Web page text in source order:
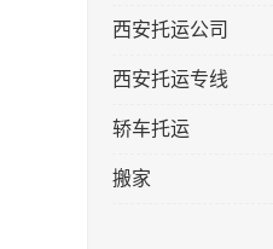
西安托运公司
西安托运专线
轿车托运
搬家